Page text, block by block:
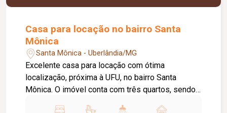
Casa para locação no bairro Santa
Mônica
Santa Mônica - Uberlândia/MG
Excelente casa para locação com ótima
localização, próxima à UFU, no bairro Santa
Mônica. O imóvel conta com três quartos, sendo